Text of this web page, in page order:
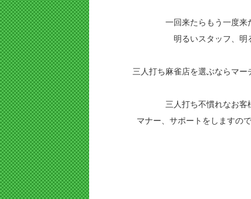
一回来たらもう一度来
明るいスタッフ、明
三人打ち麻雀店を選ぶならマー
三人打ち不慣れなお客
マナー、サポートをしますの